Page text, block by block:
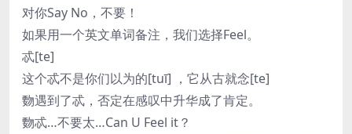
对你Say No，不要！
如果用一个英文单词备注，我们选择Feel。
忒[te]
这个忒不是你们以为的[tuī] ，它从古就念[te]
覅遇到了忒，否定在感叹中升华成了肯定。
覅忒…不要太…Can U Feel it？